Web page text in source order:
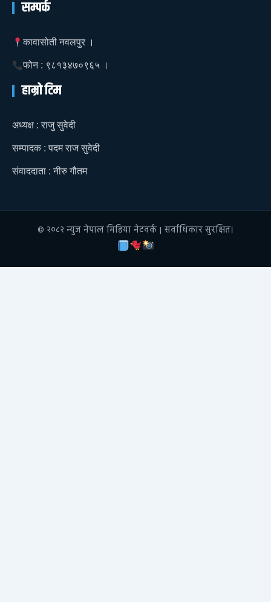
सम्पर्क
कावासोती नवलपुर ।
फोन : ९८१३४७०९६५ ।
हाम्रो टिम
अध्यक्ष : राजु सुवेदी
सम्पादक : पदम राज सुवेदी
संवाददाता : नीरु गौतम
© २०८२ न्युज नेपाल मिडिया नेटवर्क | सर्वाधिकार सुरक्षित।